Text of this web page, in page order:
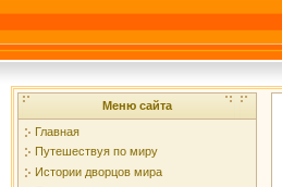
Меню сайта
Главная
Путешествуя по миру
Истории дворцов мира